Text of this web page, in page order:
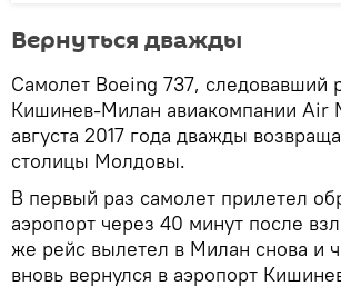
Вернуться дважды
Самолет Boeing 737, следовавший
Кишинев-Милан авиакомпании Air
августа 2017 года дважды
столицы Молдовы.
В первый раз самолет прилетел
аэропорт через 40 минут после
же рейс вылетел в Милан снова и
вновь вернулся в аэропорт